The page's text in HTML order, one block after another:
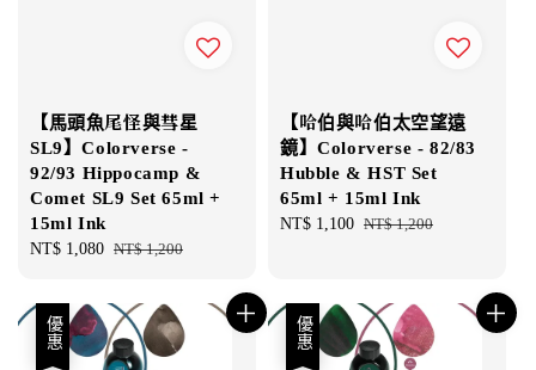
【馬頭魚尾怪與彗星
SL9】Colorverse -
92/93 Hippocamp &
Comet SL9 Set 65ml +
15ml Ink
Sale
NT$ 1,080 Regular
NT$ 1,200
【哈伯與哈伯太空望遠
鏡】Colorverse - 82/83
Hubble & HST Set
65ml + 15ml Ink
Sale
NT$ 1,100 Regular
NT$ 1,200
優惠 優惠